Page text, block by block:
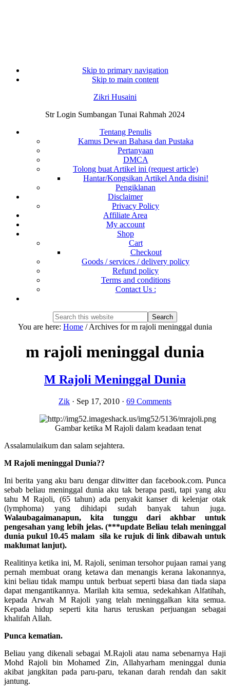
Skip to primary navigation
Skip to main content
Zikri Husaini
Str Login Sumbangan Tunai Rahmah 2024
Tentang Penulis
Kamus Dewan Bahasa dan Pustaka
Pertanyaan
DMCA
Tolong buat Artikel ini (request article)
Hantar/Kongsikan Artikel Anda disini!
Pengiklanan
Disclaimer
Privacy Policy
Affiliate Area
My account
Shop
Cart
Checkout
Goods / services / delivery policy
Refund policy
Terms and conditions
Contact Us :
Search
this
Hide
You are here: Home /Archives for m rajoli meninggal dunia
m rajoli meninggal dunia
M Rajoli Meninggal Dunia
Zik · Sep 17, 2010 · 69 Comments
Gambar ketika M Rajoli dalam keadaan tenat
Assalamulaikum dan salam sejahtera.
M Rajoli meninggal Dunia??
Ini berita yang aku baru dengar ditwitter dan facebook.com. Punca
sebab beliau meninggal dunia aku tak berapa pasti, tapi yang aku
tahu M Rajoli, (65 tahun) ada penyakit kanser di kelenjar otak
(lymphoma) yang dihidapi sudah banyak tahun juga.
Walaubagaimanapun, kita tunggu dari akhbar untuk
pengesahan yang lebih jelas. (***update Beliau telah meninggal
dunia pukul 10.45 malam sila ke rujuk di link dibawah untuk
maklumat lanjut).
Realitinya ketika ini, M. Rajoli, seniman tersohor pujaan ramai yang
pernah membuat orang ketawa dan menangis kerana lakonannya,
kini beliau tidak mampu untuk berbuat seperti biasa dan tiada siapa
dapat mengantikannya. Marilah kita semua, sedekahkan Alfatihah,
kepada Arwah M Rajoli yang telah meninggalkan kita semua.
Kepada hidup seperti kita harus teruskan perjuangan sebagai
khalifah Allah.
Punca kematian.
Beliau yang dikenali sebagai M.Rajoli atau nama sebenarnya Haji
Mohd Rajoli bin Mohamed Zin, Allahyarham meninggal dunia
akibat jangkitan pada paru-paru, tekanan darah rendah dan sakit
jantung.